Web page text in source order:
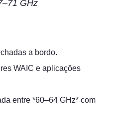
GHz
a bordo.
WAIC e aplicações
entre *60–64 GHz* com